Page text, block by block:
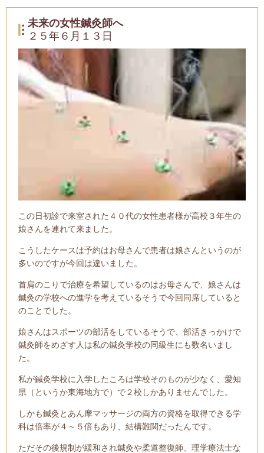
未来の女性鍼灸師へ
２５年６月１３日
この日初診で来室された４０代の女性患者様が高校３年生の
娘さんを連れて来ました。
こうしたケースは予約はお母さんで患者は娘さんというのが
多いのですが今回は違いました。
首肩のこりで治療を希望しているのはお母さんで、娘さんは
鍼灸の学校への進学を考えているそうで今回同席していると
のことでした。
娘さんはスポーツの部活をしているそうで、部活きっかけで
鍼灸師をめざす人は私の鍼灸学校の同級生にも数名いまし
た。
私が鍼灸学校に入学したころは学校そのものが少なく、愛知
県（というか東海地方で）で２校しかありませんでした。
しかも鍼灸とあん摩マッサージの両方の資格を取得できる学
科は倍率が４～５倍もあり、結構難関だったんです。
ただその後規制が緩和され鍼灸や柔道整復師、理学療法士な